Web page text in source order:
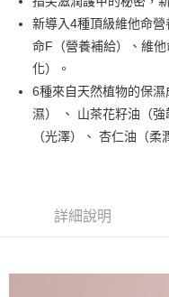
運送方式
全家取貨付款
每筆NT$80，滿NT$499(
因應疫情升溫，目前暫停
黑貓宅急便
新導入4種頂級維他命
命F（營養補給）、維
化）。
6種來自天然植物的保
濕） 、 山茶花籽油（
（光澤）、 杏仁油（柔
詳細說明